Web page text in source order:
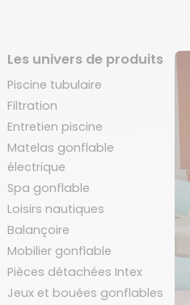
Les univers de produits
Piscine tubulaire
Filtration
Entretien piscine
Matelas gonflable
électrique
Spa gonflable
Loisirs nautiques
Balançoire
Mobilier gonflable
Pièces détachées Intex
Jeux et bouées gonflables